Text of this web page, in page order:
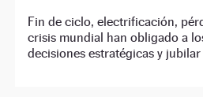
Fin de ciclo, electrificación,
crisis mundial han obligado a
decisiones estratégicas y